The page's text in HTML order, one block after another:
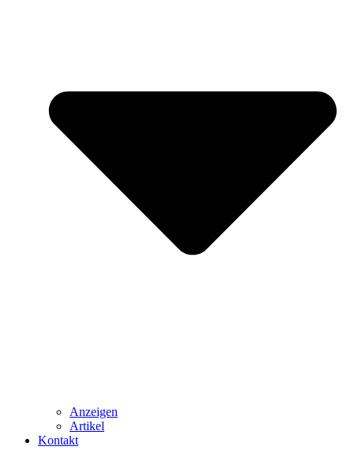
Anzeigen
Artikel
Kontakt